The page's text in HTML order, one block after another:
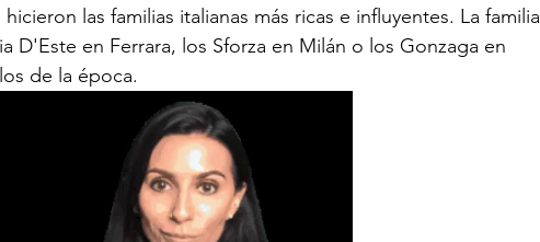
las familias italianas más ricas e influyentes. La familia
D'Este en Ferrara, los Sforza en Milán o los Gonzaga en
de la época.